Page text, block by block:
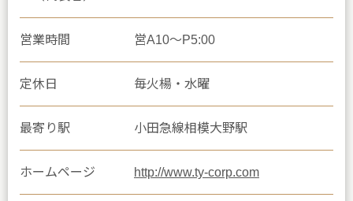
営業時間 営A10〜P5:00
定休日 毎火楊・水曜
最寄り駅 小田急線相模大野駅
ホームページ http://www.ty-corp.com